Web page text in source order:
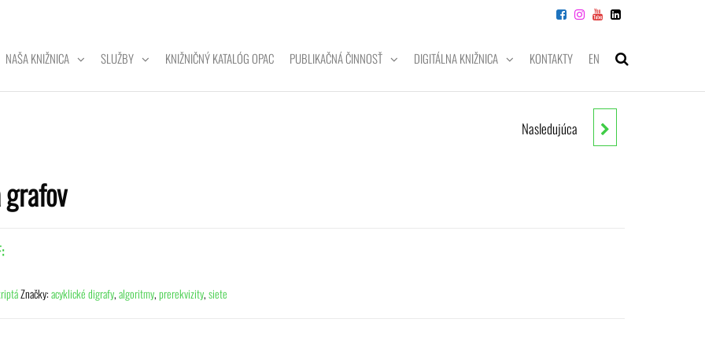
NAŠA KNIŽNICA SLUŽBY KNIŽNIČNÝ KATALÓG OPAC PUBLIKAČNÁ ČINNOSŤ DIGITÁLNA KNIŽNICA KONTAKTY EN
PRÍPRAVKA NA DIFERENCIÁLNY A
Nasledujúca
Značky:acyklické digrafy,algoritmy,prerekvizity,siete